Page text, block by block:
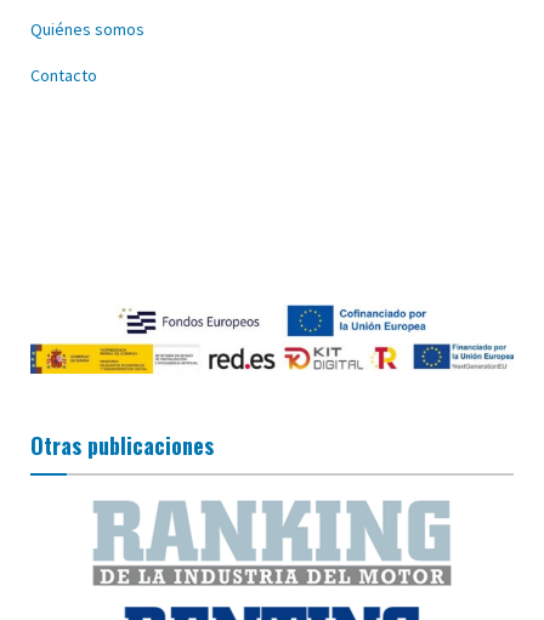
Quiénes somos
Contacto
Otras publicaciones